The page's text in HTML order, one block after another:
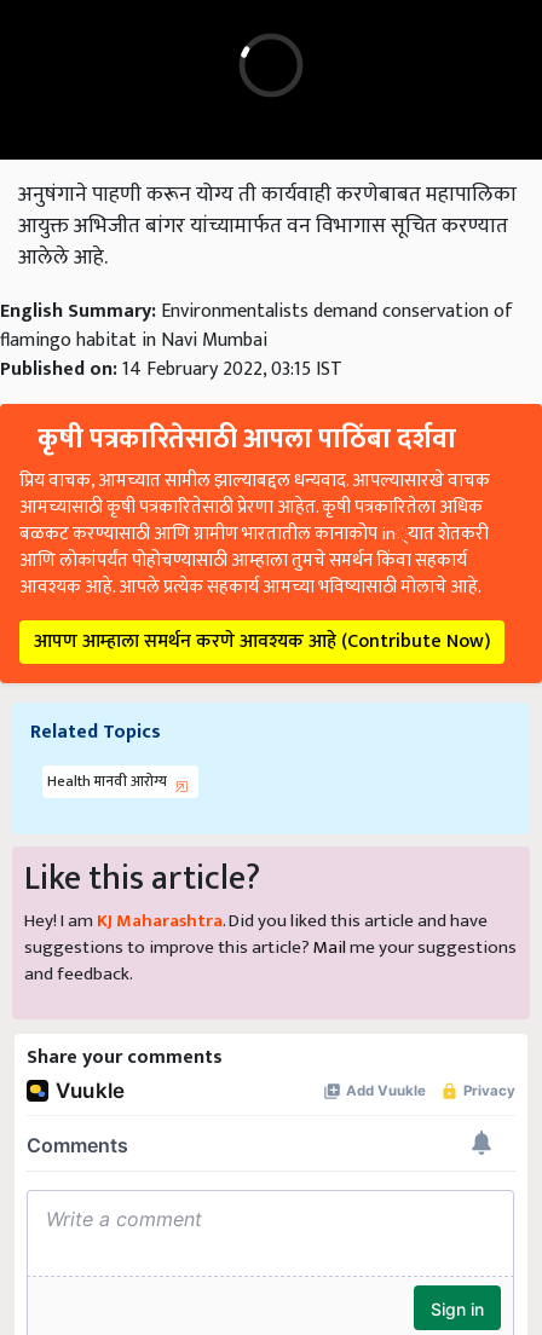
अनुषंगाने पाहणी करून योग्य ती कार्यवाही करणेबाबत महापालिका
आयुक्त अभिजीत बांगर यांच्यामार्फत वन विभागास सूचित करण्यात
आलेले आहे.
English Summary:Environmentalists demand conservation of
flamingo habitat in Navi Mumbai
Published on:14 February 2022, 03:15 IST
कृषी पत्रकारितेसाठी आपला पाठिंबा दर्शवा
प्रिय वाचक, आमच्यात सामील झाल्याबद्दल धन्यवाद. आपल्यासारखे वाचक
आमच्यासाठी कृषी पत्रकारितेसाठी प्रेरणा आहेत. कृषी पत्रकारितेला अधिक
बळकट करण्यासाठी आणि ग्रामीण भारतातील कानाकोप in्यात शेतकरी
आणि लोकांपर्यंत पोहोचण्यासाठी आम्हाला तुमचे समर्थन किंवा सहकार्य
आवश्यक आहे. आपले प्रत्येक सहकार्य आमच्या भविष्यासाठी मोलाचे आहे.
आपण आम्हाला समर्थन करणे आवश्यक आहे (Contribute Now)
Related Topics
Health मानवी आरोग्य
Like this article?
Hey! I am KJ Maharashtra. Did you liked this article and have
suggestions to improve this article?Mailme your suggestions
and feedback.
Share your comments